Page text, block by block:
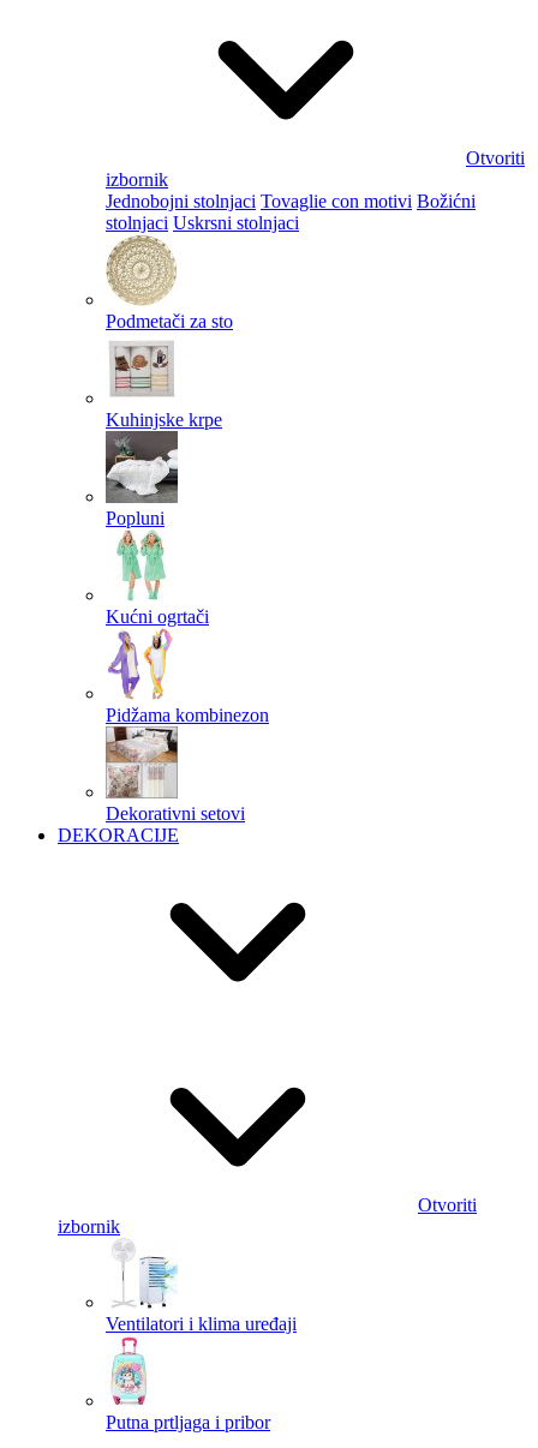
Otvoriti
izbornik
Jednobojni stolnjaci Tovaglie con motivi Božićni
stolnjaci Uskrsni stolnjaci
Podmetači za sto
Kuhinjske krpe
Popluni
Kućni ogrtači
Pidžama kombinezon
Dekorativni setovi
DEKORACIJE
Otvoriti
izbornik
Ventilatori i klima uređaji
Putna prtljaga i pribor